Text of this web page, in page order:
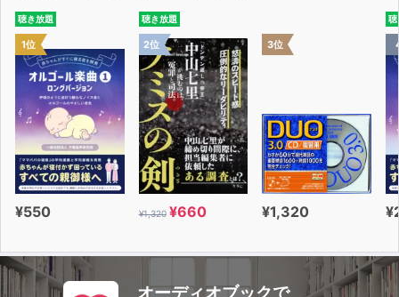
聴き放題
1位
¥550
聴き放題
2位
¥1,320 ¥660
3位
¥1,320
聴